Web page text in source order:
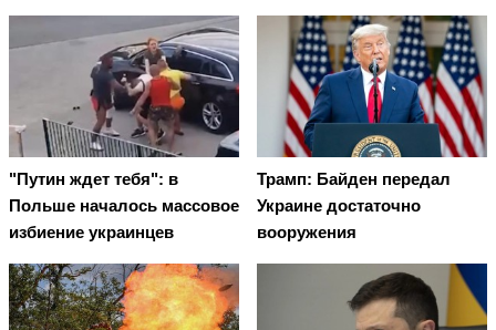
"Путин ждет тебя": в
Польше началось массовое
избиение украинцев
Трамп: Байден передал
Украине достаточно
вооружения